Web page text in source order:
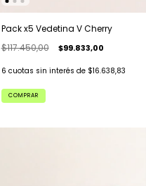
Pack x5 Vedetina V Cherry
$117.450,00
$99.833,00
6 cuotas sin interés de $16.638,83
COMPRAR